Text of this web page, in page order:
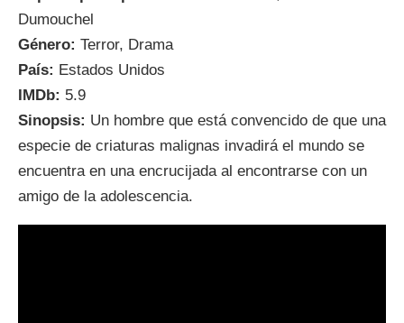
Dumouchel
Género: Terror, Drama
País: Estados Unidos
IMDb: 5.9
Sinopsis: Un hombre que está convencido de que una
especie de criaturas malignas invadirá el mundo se
encuentra en una encrucijada al encontrarse con un
amigo de la adolescencia.